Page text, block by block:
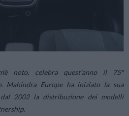
noto, celebra quest’anno il 75°
Mahindra Europe ha iniziato la sua
2002 la distribuzione dei modelli